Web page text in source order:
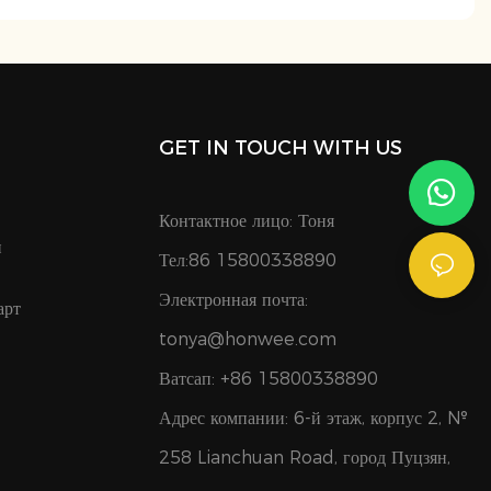
GET IN TOUCH WITH US
Контактное лицо: Тоня
Тел:86 15800338890
Электронная почта:
tonya@honwee.com
Ватсап: +86 15800338890
Адрес компании: 6-й этаж, корпус 2, №
258 Lianchuan Road, город Пуцзян,